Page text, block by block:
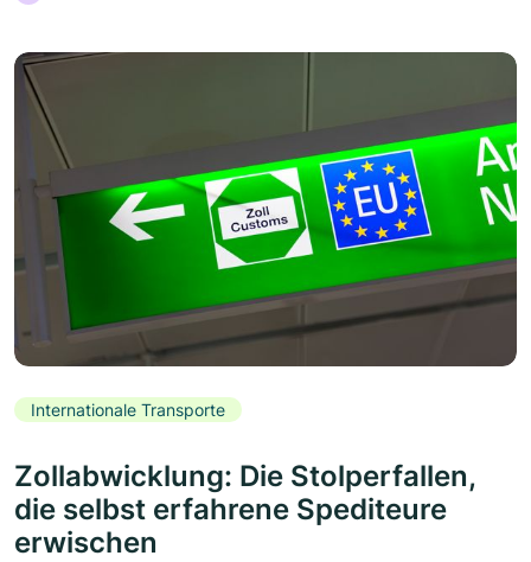
Internationale Transporte
Zollabwicklung: Die Stolperfallen,
die selbst erfahrene Spediteure
erwischen